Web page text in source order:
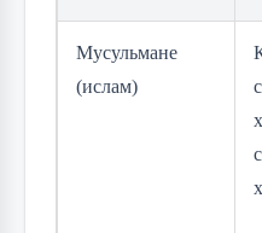
Мусульмане
(ислам)